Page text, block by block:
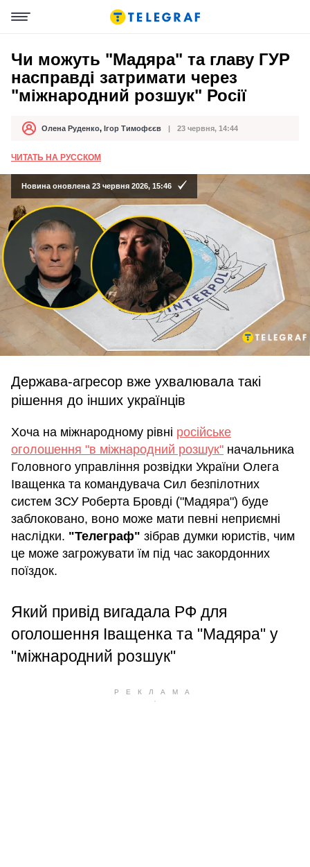
Чи можуть "Мадяра" та главу ГУР
насправді затримати через
"міжнародний розшук" Росії
АвторОлена Руденко, Ігор Тимофєєв
Дата публікації 23 червня, 14:44
ЧИТАТЬ НА РУССКОМ
Новина оновлена 23 червня 2026, 15:46
Держава-агресор вже ухвалювала такі
рішення до інших українців
Хоча на міжнародному рівні російське
оголошення "в міжнародний розшук" начальника
Головного управління розвідки України Олега
Іващенка та командувача Сил безпілотних
систем ЗСУ Роберта Бровді ("Мадяра") буде
заблоковано, воно може мати певні неприємні
наслідки. "Телеграф" зібрав думки юристів, чим
це може загрожувати їм під час закордонних
поїздок.
Який привід вигадала РФ для
оголошення Іващенка та "Мадяра" у
"міжнародний розшук"